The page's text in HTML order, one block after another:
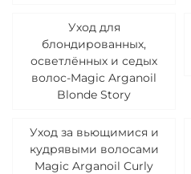
Уход для
блондированных,
осветлённых и седых
волос-Magic Arganoil
Blonde Story
Уход за вьющимися и
кудрявыми волосами
Magic Arganoil Curly